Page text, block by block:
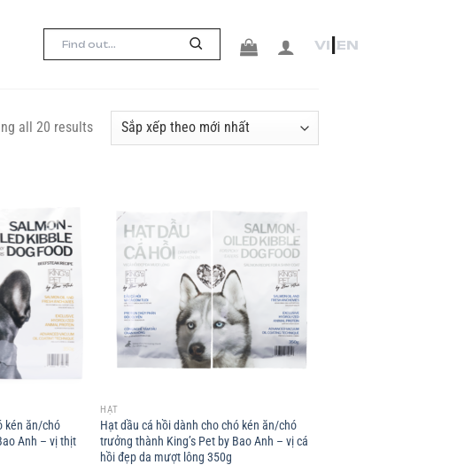
VI|EN
all 20 results
Add to
wishlist
kén ăn/chó
Anh – vị thịt
Add to
wishlist
HẠT
Hạt dầu cá hồi dành cho chó kén ăn/chó
trưởng thành King’s Pet by Bao Anh – vị cá
hồi đẹp da mượt lông 350g